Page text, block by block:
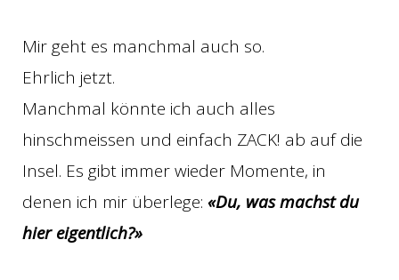
Mir geht es manchmal auch so.
Ehrlich jetzt.
Manchmal könnte ich auch alles
hinschmeissen und einfach ZACK! ab auf die
Insel. Es gibt immer wieder Momente, in
denen ich mir überlege: «Du, was machst du
hier eigentlich?»